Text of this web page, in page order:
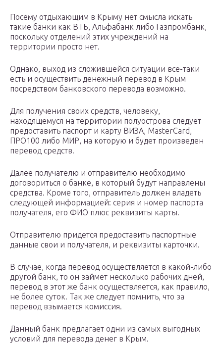
Посему отдыхающим в Крыму нет смысла искать
такие банки как ВТБ, Альфабанк либо Газпромбанк,
поскольку отделений этих учреждений на
территории просто нет.
Однако, выход из сложившейся ситуации все-таки
есть и осуществить денежный перевод в Крым
посредством банковского перевода возможно.
Для получения своих средств, человеку,
находящемуся на территории полуострова следует
предоставить паспорт и карту ВИЗА, MasterCard,
ПРО100 либо МИР, на которую и будет произведен
перевод средств.
Далее получателю и отправителю необходимо
договориться о банке, в который будут направлены
средства. Кроме того, отправитель должен владеть
следующей информацией: серия и номер паспорта
получателя, его ФИО плюс реквизиты карты.
Отправителю придется предоставить паспортные
данные свои и получателя, и реквизиты карточки.
В случае, когда перевод осуществляется в какой-либо
другой банк, то он займет несколько рабочих дней,
перевод в этот же банк осуществляется, как правило,
не более суток. Так же следует помнить, что за
перевод взымается комиссия.
Данный банк предлагает одни из самых выгодных
условий для перевода денег в Крым.